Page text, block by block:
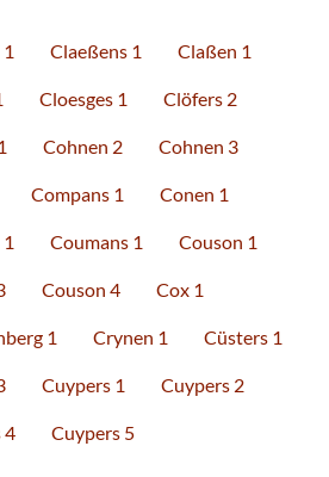
Claeßens 1 Claßen 1
Cloesges 1 Clöfers 2
Cohnen 2 Cohnen 3
Compans 1 Conen 1
Coumans 1 Couson 1
Couson 4 Cox 1
1 Crynen 1 Cüsters 1
Cuypers 1 Cuypers 2
4 Cuypers 5